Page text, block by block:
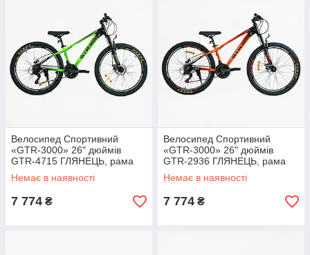
Велосипед Спортивний
«GTR-3000» 26" дюймів
GTR-4715 ГЛЯНЕЦЬ, рама
алюмінієва 13``, обладнання
Shimano 21 швидкість, зібран
Немає в наявності
7 774 ₴
Велосипед Спортивний
«GTR-3000» 26" дюймів
GTR-2936 ГЛЯНЕЦЬ, рама
алюмінієва 13``, обладнання
Shimano 21 швидкість, зібран
Немає в наявності
7 774 ₴